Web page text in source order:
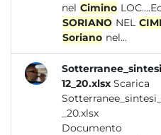
nel Cimino
SORIANO NEL
Soriano nel...
12_20.xlsx Scarica
_20.xlsx
Documento